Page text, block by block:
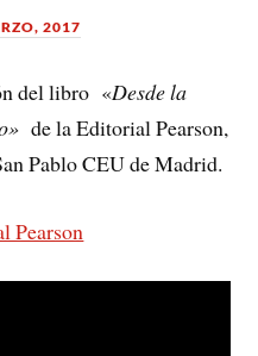
2017
del libro «Desde la
de la Editorial Pearson,
Pablo CEU de Madrid.
Pearson